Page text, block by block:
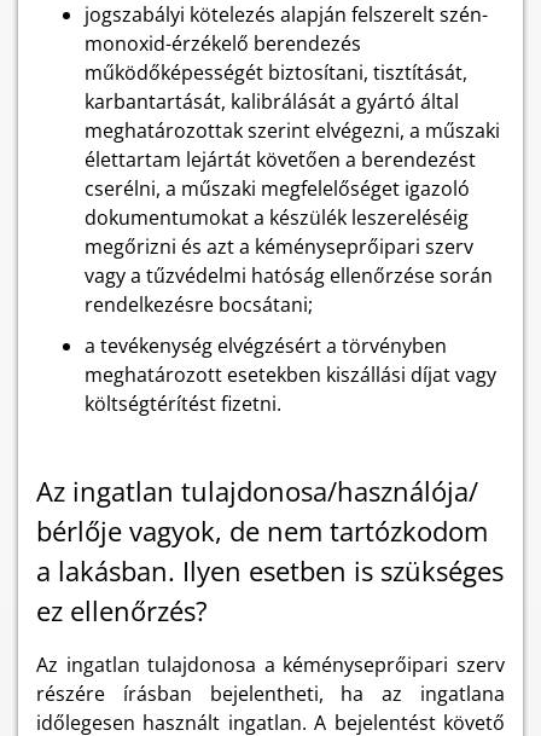
jogszabályi kötelezés alapján felszerelt szén-
monoxid-érzékelő berendezés
működőképességét biztosítani, tisztítását,
karbantartását, kalibrálását a gyártó által
meghatározottak szerint elvégezni, a műszaki
élettartam lejártát követően a berendezést
cserélni, a műszaki megfelelőséget igazoló
dokumentumokat a készülék leszereléséig
megőrizni és azt a kéményseprőipari szerv
vagy a tűzvédelmi hatóság ellenőrzése során
rendelkezésre bocsátani;
a tevékenység elvégzésért a törvényben
meghatározott esetekben kiszállási díjat vagy
költségtérítést fizetni.
Az ingatlan tulajdonosa/használója/
bérlője vagyok, de nem tartózkodom
a lakásban. Ilyen esetben is szükséges
ez ellenőrzés?
Az ingatlan tulajdonosa a kéményseprőipari szerv
részére írásban bejelentheti, ha az ingatlana
időlegesen használt ingatlan. A bejelentést követő